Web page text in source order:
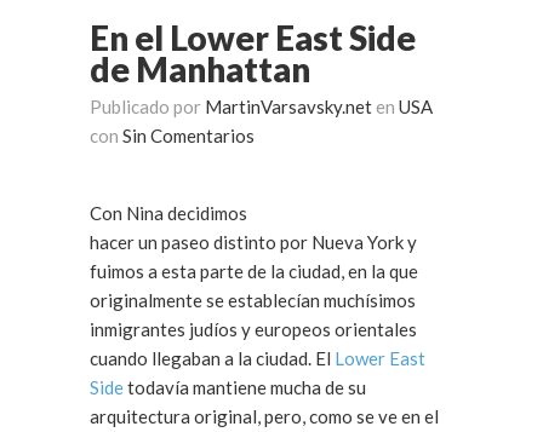
En el Lower East Side
de Manhattan
Publicado por MartinVarsavsky.net en USA
con Sin Comentarios
Con Nina decidimos
hacer un paseo distinto por Nueva York y
fuimos a esta parte de la ciudad, en la que
originalmente se establecían muchísimos
inmigrantes judíos y europeos orientales
cuando llegaban a la ciudad. El Lower East
Sidetodavía mantiene mucha de su
arquitectura original, pero, como se ve en el